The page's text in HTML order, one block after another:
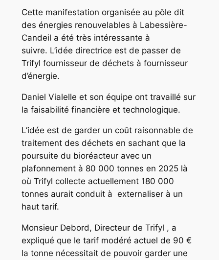
Cette manifestation organisée au pôle dit
des énergies renouvelables à Labessière-
Candeil a été très intéressante à
suivre. L’idée directrice est de passer de
Trifyl fournisseur de déchets à fournisseur
d’énergie.
Daniel Vialelle et son équipe ont travaillé sur
la faisabilité financière et technologique.
L’idée est de garder un coût raisonnable de
traitement des déchets en sachant que la
poursuite du bioréacteur avec un
plafonnement à 80 000 tonnes en 2025 là
où Trifyl collecte actuellement 180 000
tonnes aurait conduit à externaliser à un
haut tarif.
Monsieur Debord, Directeur de Trifyl , a
expliqué que le tarif modéré actuel de 90 €
la tonne nécessitait de pouvoir garder une